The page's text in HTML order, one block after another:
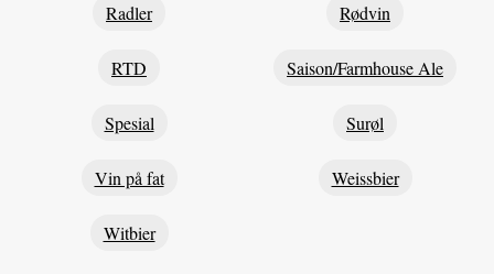
Radler Rødvin
RTD Saison/Farmhouse Ale
Spesial Surøl
Vin på fat Weissbier
Witbier